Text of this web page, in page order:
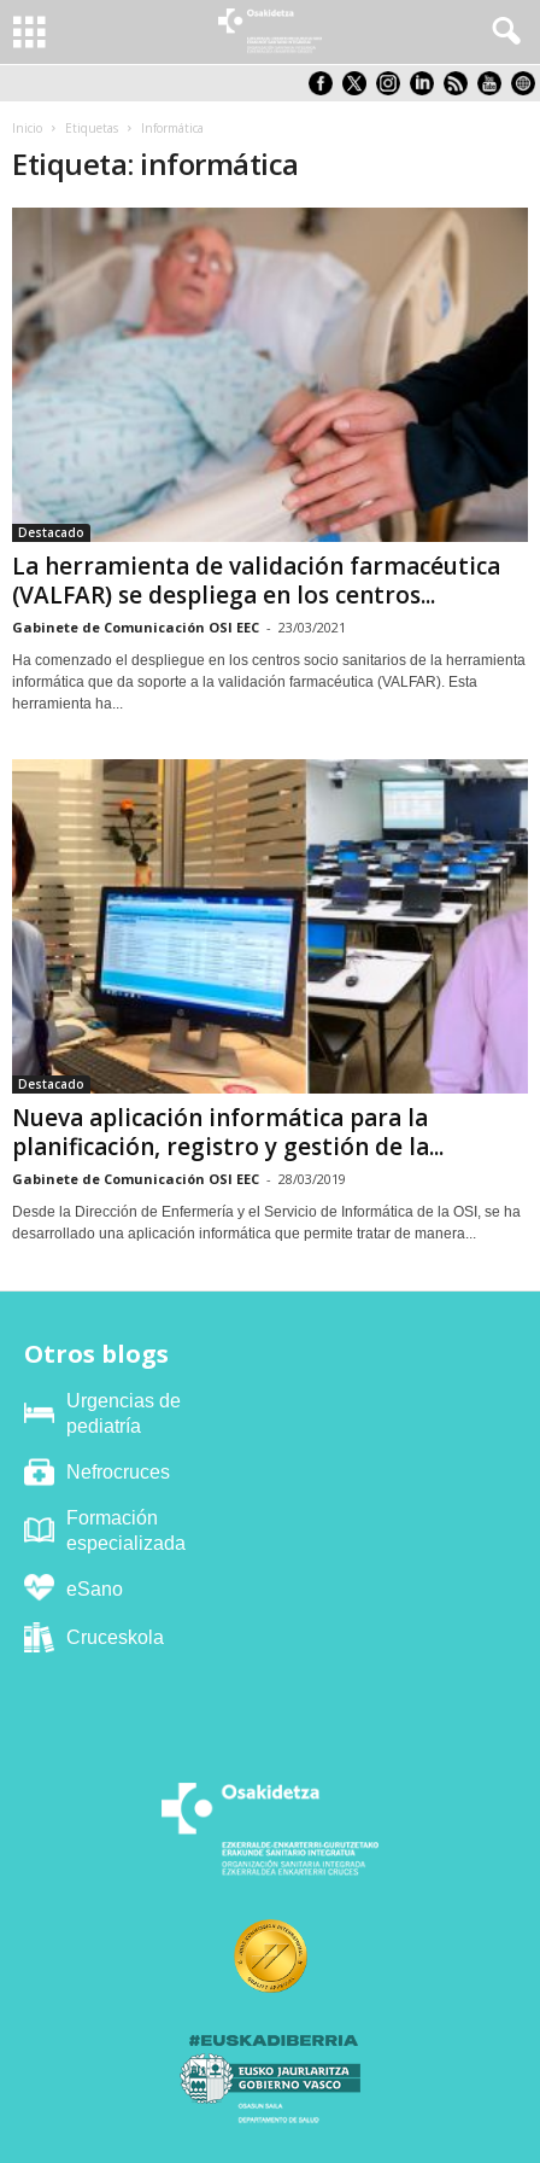
Inicio Etiquetas Informática
Etiqueta: informática
Destacado
La herramienta de validación farmacéutica
(VALFAR) se despliega en los centros...
Gabinete de Comunicación OSI EEC - 23/03/2021
Ha comenzado el despliegue en los centros socio sanitarios de la herramienta
informática que da soporte a la validación farmacéutica (VALFAR). Esta
herramienta ha...
Destacado
Nueva aplicación informática para la
planificación, registro y gestión de la...
Gabinete de Comunicación OSI EEC - 28/03/2019
Desde la Dirección de Enfermería y el Servicio de Informática de la OSI, se ha
desarrollado una aplicación informática que permite tratar de manera...
Otros blogs
Urgencias de
pediatría
Nefrocruces
Formación
especializada
eSano
Cruceskola